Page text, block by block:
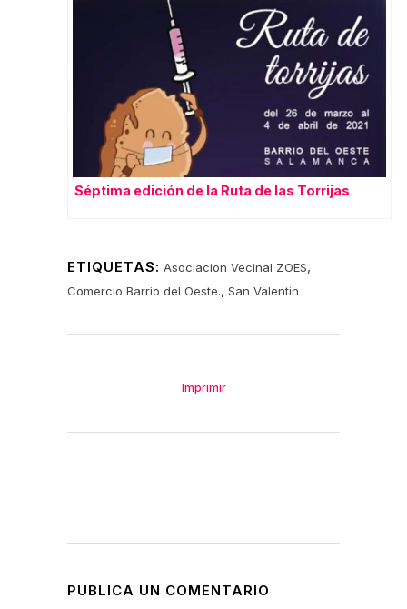
Séptima edición de la Ruta de las Torrijas
ETIQUETAS: Asociacion Vecinal ZOES,
Comercio Barrio del Oeste., San Valentin
Imprimir
PUBLICA UN COMENTARIO